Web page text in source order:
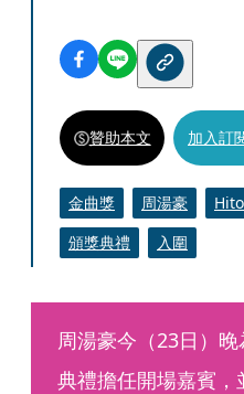
贊助本文 加入訂
金曲獎 周湯豪
頒獎典禮
入圍
周湯豪今（23日）
典禮擔任開場嘉賓